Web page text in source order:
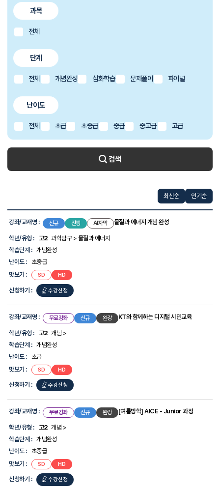
과목
전체
단계
전체 개념완성 심화학습 문제풀이 파이널
난이도
전체 초급 초중급 중급 중고급 고급
검색
최신순 인기순
좌
록
선
생
강
교
학
유
학
습
계,
이
보
신
하
기
대
정
강좌/교재명 : 신규 진행 AI자막 물질과 에너지 개념 완성
학년/유형 : 고2 과학탐구 > 물질과 에너지
학습단계 : 개념완성
난이도 :
초중급
맛보기 :
물질과
에너지
개념
완성
SD 물질과
에너지
개념
완성
HD
신청하기 :
물질과
개념
수강신청
강좌/교재명 : 무료강좌 신규 완강 KT와 함께하는 디지털 시민교육
학년/유형 : 고2 개념 >
학습단계 : 개념완성
난이도 :
초급
맛보기 :
KT와
함께하는
디지털
시민교육
SD KT와
함께하는
디지털
시민교육
HD
신청하기 :
KT와
디지털
수강신청
강좌/교재명 : 무료강좌 신규 완강 [여름방학] AICE - Junior 과정
학년/유형 : 고2 개념 >
학습단계 : 개념완성
난이도 :
초중급
맛보기 :
[여름방학]
AICE
-
Junior
과정
SD [여름방학]
AICE
-
Junior
과정
HD
신청하기 :
[여름방학]
수강신청